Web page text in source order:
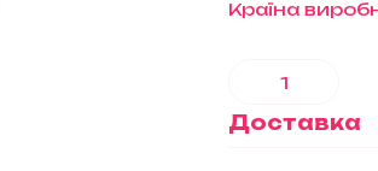
Країна
Доставка